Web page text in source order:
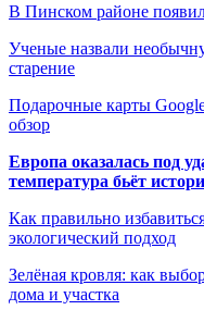
В Пинском районе
Ученые назвали
старение
Подарочные карты
обзор
Европа оказалась под
температура бьёт
Как правильно
экологический подход
Зелёная кровля: как
дома и участка